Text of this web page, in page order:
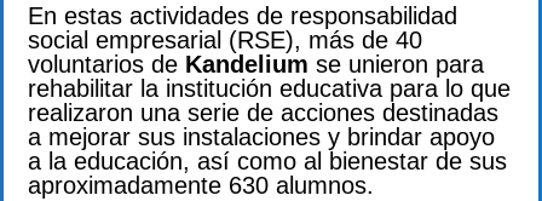
En estas actividades de responsabilidad
social empresarial (RSE), más de 40
voluntarios de Kandelium se unieron para
rehabilitar la institución educativa para lo que
realizaron una serie de acciones destinadas
a mejorar sus instalaciones y brindar apoyo
a la educación, así como al bienestar de sus
aproximadamente 630 alumnos.